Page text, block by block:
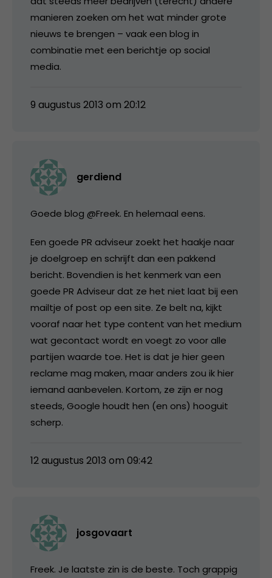
manieren zoeken om het wat minder grote
nieuws te brengen – vaak een blog in
combinatie met een berichtje op social
media.
9 augustus 2013 om 20:12
gerdiend
Goede blog @Freek. En helemaal eens.
Een goede PR adviseur zoekt het haakje naar
je doelgroep en schrijft dan een pakkend
bericht. Bovendien is het kenmerk van een
goede PR Adviseur dat ze het niet laat bij een
mailtje of post op een site. Ze belt na, kijkt
vooraf naar het type content van het medium
wat gecontact wordt en voegt zo voor alle
partijen waarde toe. Het is dat je hier geen
reclame mag maken, maar anders zou ik hier
iemand aanbevelen. Kortom, ze zijn er nog
steeds, Google houdt hen (en ons) hooguit
scherp.
12 augustus 2013 om 09:42
josgovaart
Freek. Je laatste zin is de beste. Toch grappig